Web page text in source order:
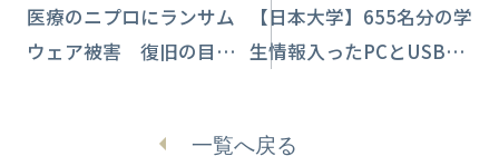
医療のニプロにランサム
ウェア被害 復旧の目途
【日本大学】655名分の学
生情報入ったPCとUSB盗
一覧へ戻る